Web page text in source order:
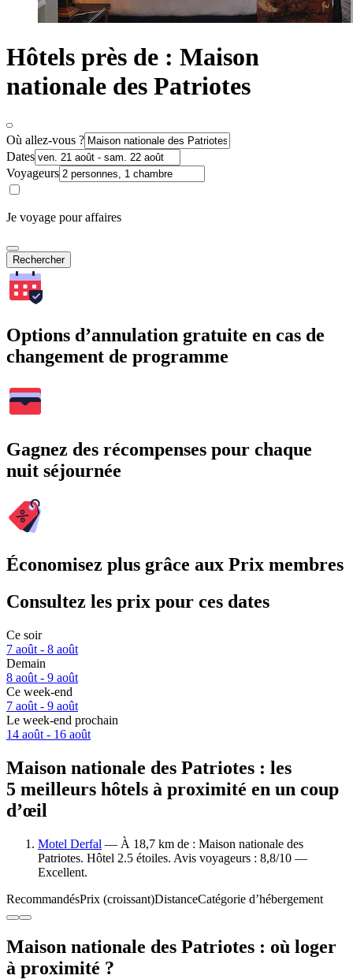
Hôtels près de : Maison
nationale des Patriotes
Où allez-vous ?
Dates
Voyageurs
Je voyage pour affaires
Rechercher
Options d’annulation gratuite en cas de
changement de programme
Gagnez des récompenses pour chaque
nuit séjournée
Économisez plus grâce aux Prix membres
Consultez les prix pour ces dates
Ce soir
7 août - 8 août
Demain
8 août - 9 août
Ce week-end
7 août - 9 août
Le week-end prochain
14 août - 16 août
Maison nationale des Patriotes : les
5 meilleurs hôtels à proximité en un coup
d’œil
Motel Derfal — À 18,7 km de : Maison nationale des
Patriotes. Hôtel 2.5 étoiles. Avis voyageurs : 8,8/10 —
Excellent.
RecommandésPrix (croissant)DistanceCatégorie d’hébergement
Maison nationale des Patriotes : où loger
à proximité ?